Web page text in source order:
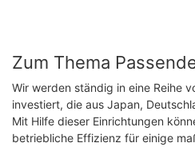
Zum Thema
Wir werden ständig in eine Reihe
investiert, die aus Japan,
Mit Hilfe dieser Einrichtungen
betriebliche Effizienz für einige